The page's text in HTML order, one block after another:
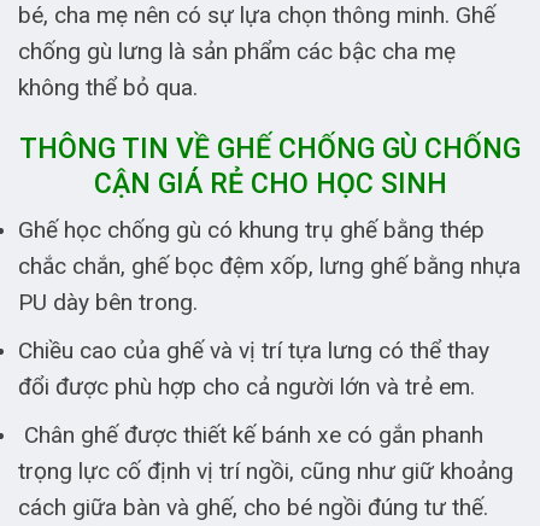
bé, cha mẹ nên có sự lựa chọn thông minh. Ghế
chống gù lưng là sản phẩm các bậc cha mẹ
không thể bỏ qua.
THÔNG TIN VỀ GHẾ CHỐNG GÙ CHỐNG
CẬN GIÁ RẺ CHO HỌC SINH
Ghế học chống gù có khung trụ ghế bằng thép
chắc chắn, ghế bọc đệm xốp, lưng ghế bằng nhựa
PU dày bên trong.
Chiều cao của ghế và vị trí tựa lưng có thể thay
đổi được phù hợp cho cả người lớn và trẻ em.
Chân ghế được thiết kế bánh xe có gắn phanh
trọng lực cố định vị trí ngồi, cũng như giữ khoảng
cách giữa bàn và ghế, cho bé ngồi đúng tư thế.